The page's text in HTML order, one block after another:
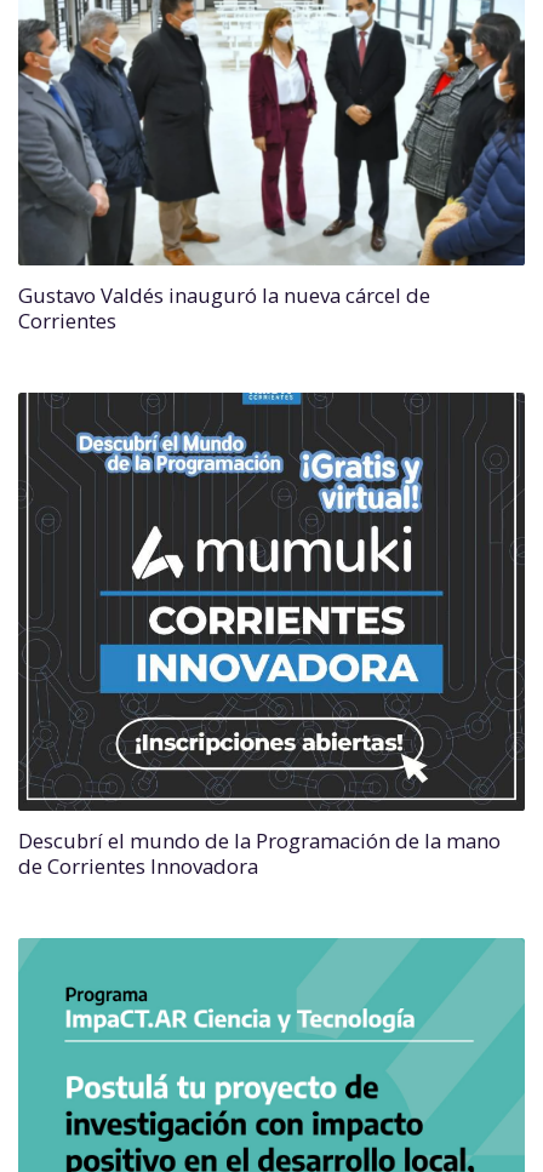
Gustavo Valdés inauguró la nueva cárcel de
Corrientes
Descubrí el mundo de la Programación de la mano
de Corrientes Innovadora